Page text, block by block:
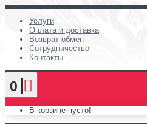
Услуги
Оплата и доставка
Возврат-обмен
Сотрудничество
Контакты
0
В корзине пусто!